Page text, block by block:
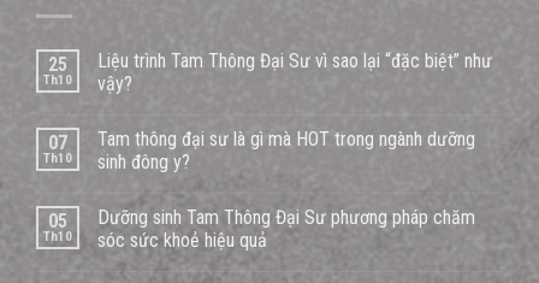
25
Th10
Liệu trình Tam Thông Đại Sư vì sao lại “đặc biệt” như
vậy?
07
Th10
Tam thông đại sư là gì mà HOT trong ngành dưỡng
sinh đông y?
05
Th10
Dưỡng sinh Tam Thông Đại Sư phương pháp chăm
sóc sức khoẻ hiệu quả